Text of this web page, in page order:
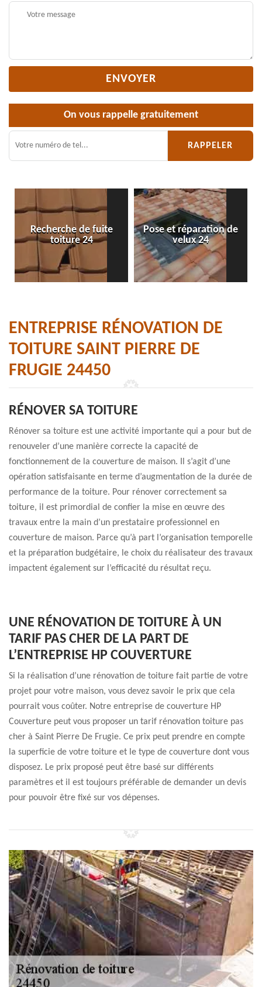
On vous rappelle gratuitement
Recherche de fuite
toiture 24
Pose et réparation de
velux 24
ENTREPRISE RÉNOVATION DE
TOITURE SAINT PIERRE DE
FRUGIE 24450
RÉNOVER SA TOITURE
Rénover sa toiture est une activité importante qui a pour but de
renouveler d’une manière correcte la capacité de
fonctionnement de la couverture de maison. Il s’agit d’une
opération satisfaisante en terme d’augmentation de la durée de
performance de la toiture. Pour rénover correctement sa
toiture, il est primordial de confier la mise en œuvre des
travaux entre la main d’un prestataire professionnel en
couverture de maison. Parce qu’à part l’organisation temporelle
et la préparation budgétaire, le choix du réalisateur des travaux
impactent également sur l’efficacité du résultat reçu.
UNE RÉNOVATION DE TOITURE À UN
TARIF PAS CHER DE LA PART DE
L’ENTREPRISE HP COUVERTURE
Si la réalisation d’une rénovation de toiture fait partie de votre
projet pour votre maison, vous devez savoir le prix que cela
pourrait vous coûter. Notre entreprise de couverture HP
Couverture peut vous proposer un tarif rénovation toiture pas
cher à Saint Pierre De Frugie. Ce prix peut prendre en compte
la superficie de votre toiture et le type de couverture dont vous
disposez. Le prix proposé peut être basé sur différents
paramètres et il est toujours préférable de demander un devis
pour pouvoir être fixé sur vos dépenses.